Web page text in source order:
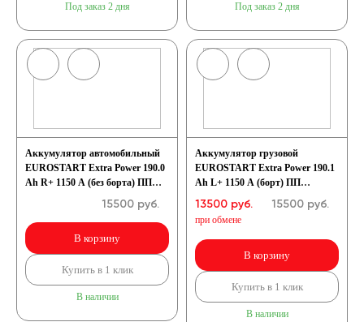
Под заказ 2 дня Под заказ 2 дня
Аккумулятор автомобильный
EUROSTART Extra Power 190.0
Ah R+ 1150 A (без борта) ПП
15500руб.
В корзину
Купить в 1 клик
В наличии
Аккумулятор грузовой
EUROSTART Extra Power 190.1
Ah L+ 1150 A (борт) ПП
(513x223x223) D5
13500 руб.
при обмене
15500руб.
В корзину
Купить в 1 клик
В наличии